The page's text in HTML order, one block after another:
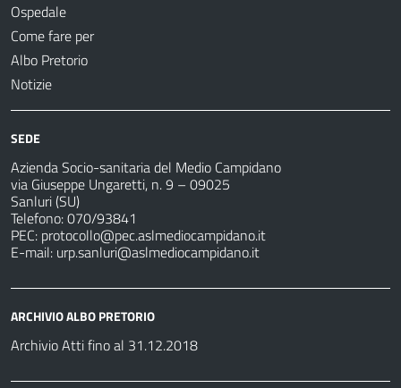
Ospedale
Come fare per
Albo Pretorio
Notizie
SEDE
Azienda Socio-sanitaria del Medio Campidano
via Giuseppe Ungaretti, n. 9 – 09025
Sanluri (SU)
Telefono: 070/93841
PEC: protocollo@pec.aslmediocampidano.it
E-mail: urp.sanluri@aslmediocampidano.it
ARCHIVIO ALBO PRETORIO
Archivio Atti fino al 31.12.2018